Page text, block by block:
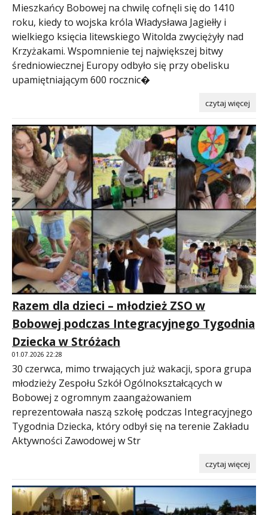
Mieszkańcy Bobowej na chwilę cofnęli się do 1410
roku, kiedy to wojska króla Władysława Jagiełły i
wielkiego księcia litewskiego Witolda zwyciężyły nad
Krzyżakami. Wspomnienie tej największej bitwy
średniowiecznej Europy odbyło się przy obelisku
upamiętniającym 600 rocznic�
czytaj więcej
Razem dla dzieci – młodzież ZSO w
Bobowej podczas Integracyjnego Tygodnia
Dziecka w Stróżach
01.07.2026 22:28
30 czerwca, mimo trwających już wakacji, spora grupa
młodzieży Zespołu Szkół Ogólnokształcących w
Bobowej z ogromnym zaangażowaniem
reprezentowała naszą szkołę podczas Integracyjnego
Tygodnia Dziecka, który odbył się na terenie Zakładu
Aktywności Zawodowej w Str
czytaj więcej